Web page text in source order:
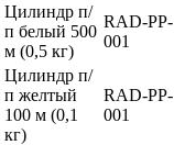
Цилиндр п/
п белый 500
м (0,5 кг)
RAD-PP-
001
Цилиндр п/
п желтый
100 м (0,1
кг)
RAD-PP-
001